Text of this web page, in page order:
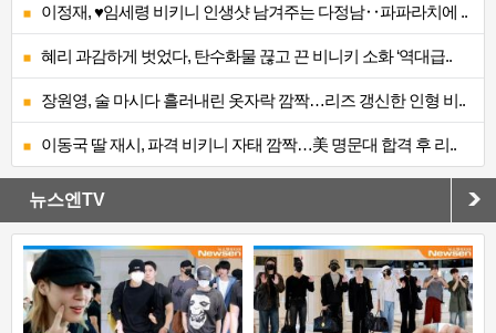
이정재, ♥임세령 비키니 인생샷 남겨주는 다정남‥파파라치에 ..
혜리 과감하게 벗었다, 탄수화물 끊고 끈 비니키 소화 ‘역대급..
장원영, 술 마시다 흘러내린 옷자락 깜짝…리즈 갱신한 인형 비..
이동국 딸 재시, 파격 비키니 자태 깜짝…美 명문대 합격 후 리..
뉴스엔TV